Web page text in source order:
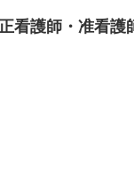
看護師・准看護